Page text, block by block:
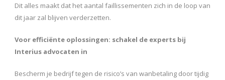
Dit alles maakt dat het aantal faillissementen zich in de loop van
dit jaar zal blijven verderzetten.
Voor efficiënte oplossingen: schakel de experts bij
Interius advocaten in
Bescherm je bedrijf tegen de risico’s van wanbetaling door tijdig